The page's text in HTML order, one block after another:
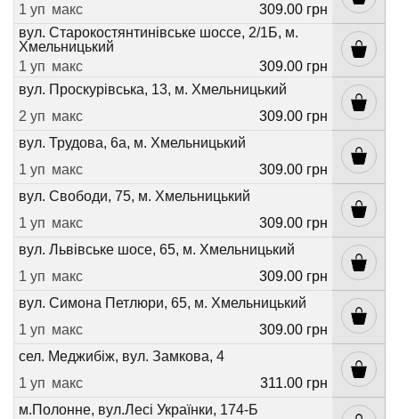
1 уп макс
309.00 грн
вул. Старокостянтинівське шоссе, 2/1Б, м.
Хмельницький
1 уп макс
309.00 грн
вул. Проскурівська, 13, м. Хмельницький
2 уп макс
309.00 грн
вул. Трудова, 6а, м. Хмельницький
1 уп макс
309.00 грн
вул. Свободи, 75, м. Хмельницький
1 уп макс
309.00 грн
вул. Львівське шосе, 65, м. Хмельницький
1 уп макс
309.00 грн
вул. Симона Петлюри, 65, м. Хмельницький
1 уп макс
309.00 грн
сел. Меджибіж, вул. Замкова, 4
1 уп макс
311.00 грн
м.Полонне, вул.Лесі Українки, 174-Б